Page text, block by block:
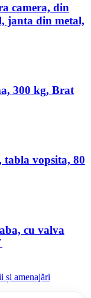
camera, din
janta din metal,
300 kg, Brat
vopsita, 80
cu valva
și amenajări